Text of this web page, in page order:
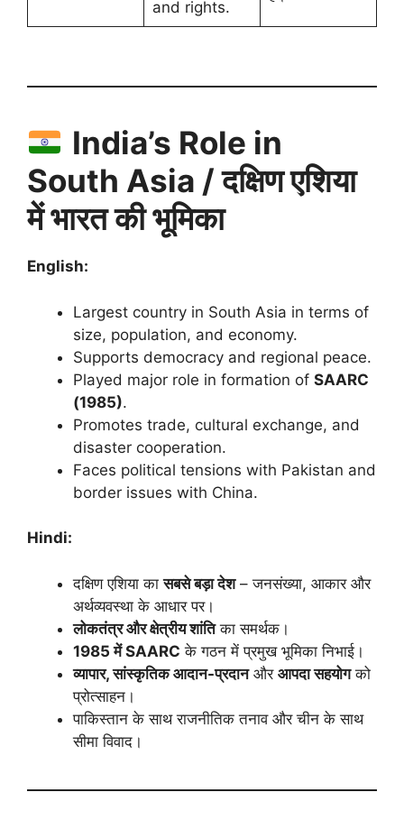
and rights.
India’s Role in
South Asia / दक्षिण एशिया
में भारत की भूमिका
English:
Largest country in South Asia in terms of
size, population, and economy.
Supports democracy and regional peace.
Played major role in formation of SAARC
(1985).
Promotes trade, cultural exchange, and
disaster cooperation.
Faces political tensions with Pakistan and
border issues with China.
Hindi:
दक्षिण एशिया कासबसे बड़ा देश– जनसंख्या, आकार और
अर्थव्यवस्था के आधार पर।
लोकतंत्र और क्षेत्रीय शांतिका समर्थक।
1985 में SAARC के गठन में प्रमुख भूमिका निभाई।
व्यापार, सांस्कृतिक आदान-प्रदानऔर आपदा सहयोगको
प्रोत्साहन।
पाकिस्तान के साथ राजनीतिक तनाव और चीन के साथ
सीमा विवाद।